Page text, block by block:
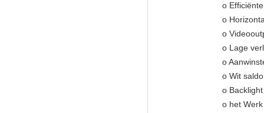
o
o
o
o Lage
o
o Wit
o
o het